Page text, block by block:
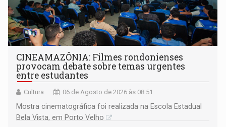
CINEAMAZÔNIA: Filmes rondonienses
provocam debate sobre temas urgentes
entre estudantes
Cultura 06 de Agosto de 2026 às 08:51
Mostra cinematográfica foi realizada na Escola Estadual
Bela Vista, em Porto Velho